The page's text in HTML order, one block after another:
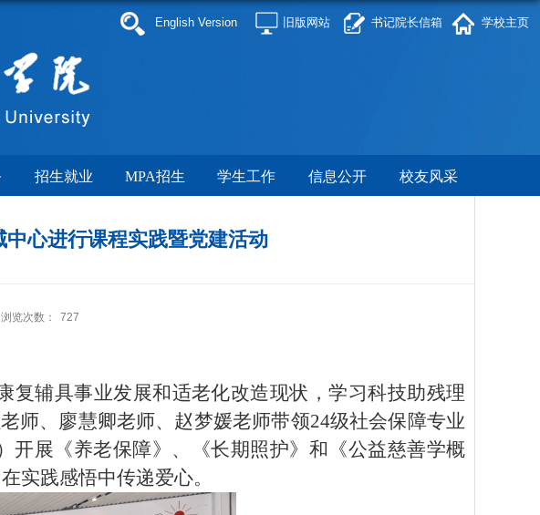
English Version 旧版网站 书记院长信箱 学校主页
招生就业 MPA招生 学生工作 信息公开 校友风采
心进行课程实践暨党建活动
浏览次数： 727
辅具事业发展和适老化改造现状，学习科技助残理
师、廖慧卿老师、赵梦媛老师带领24级社会保障专业
开展《养老保障》、《长期照护》和《公益慈善学概
实践感悟中传递爱心。